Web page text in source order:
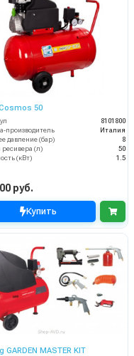
50
8101800
производитель
Италия
давление (бар)
8
ресивера (л)
50
(кВт)
1.5
руб.
Купить
GARDEN MASTER KIT